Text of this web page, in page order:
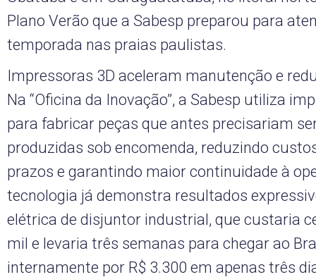
Plano Verão que a Sabesp preparou para
temporada nas praias paulistas.
Impressoras 3D aceleram manutenção e
Na “Oficina da Inovação”, a Sabesp utiliza
para fabricar peças que antes precisariam
produzidas sob encomenda, reduzindo
prazos e garantindo maior continuidade à
tecnologia já demonstra resultados
elétrica de disjuntor industrial, que custaria
mil e levaria três semanas para chegar ao
internamente por R$ 3.300 em apenas três